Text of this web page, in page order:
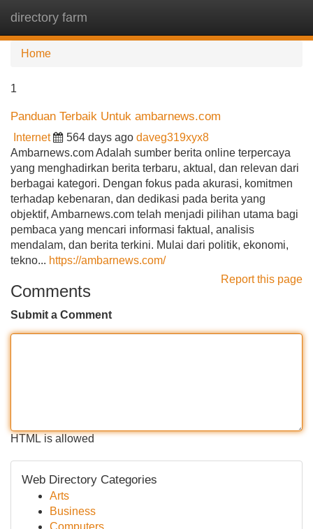
directory farm
Home
1
Panduan Terbaik Untuk ambarnews.com
Internet 564 days ago daveg319xyx8
Ambarnews.com Adalah sumber berita online terpercaya
yang menghadirkan berita terbaru, aktual, dan relevan dari
berbagai kategori. Dengan fokus pada akurasi, komitmen
terhadap kebenaran, dan dedikasi pada berita yang
objektif, Ambarnews.com telah menjadi pilihan utama bagi
pembaca yang mencari informasi faktual, analisis
mendalam, dan berita terkini. Mulai dari politik, ekonomi,
tekno... https://ambarnews.com/
Report this page
Comments
Submit a Comment
HTML is allowed
Web Directory Categories
Arts
Business
Computers